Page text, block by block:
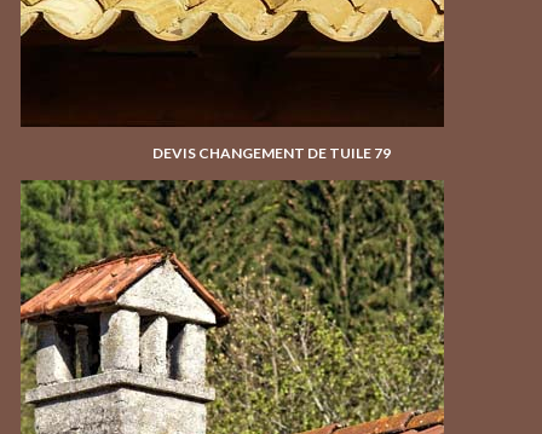
DEVIS CHANGEMENT DE TUILE 79